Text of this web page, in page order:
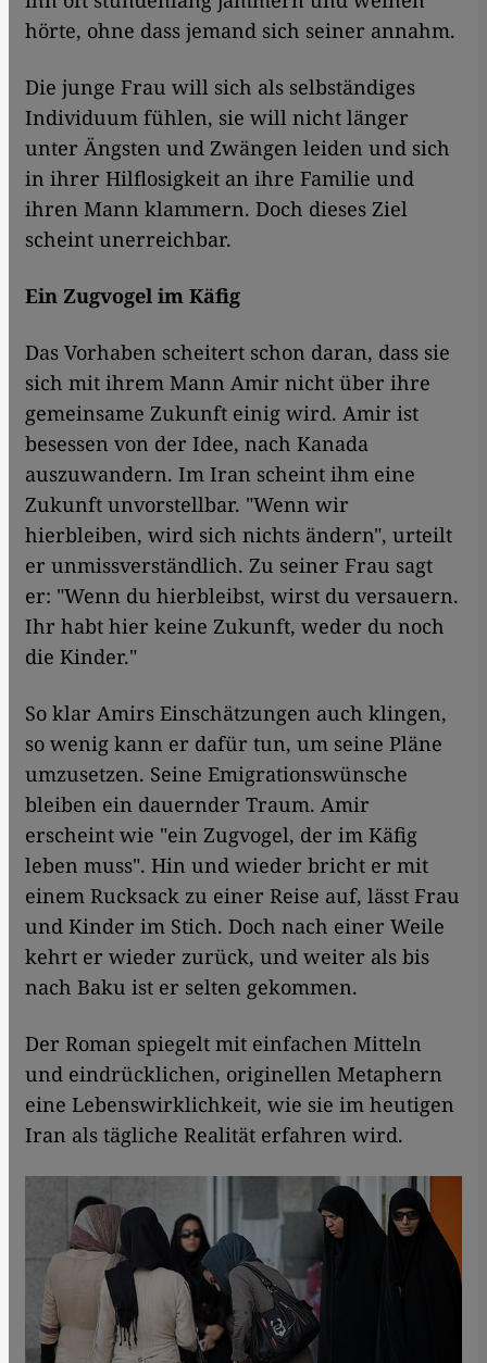
hörte, ohne dass jemand sich seiner annahm.
Die junge Frau will sich als selbständiges
Individuum fühlen, sie will nicht länger
unter Ängsten und Zwängen leiden und sich
in ihrer Hilflosigkeit an ihre Familie und
ihren Mann klammern. Doch dieses Ziel
scheint unerreichbar.
Ein Zugvogel im Käfig
Das Vorhaben scheitert schon daran, dass sie
sich mit ihrem Mann Amir nicht über ihre
gemeinsame Zukunft einig wird. Amir ist
besessen von der Idee, nach Kanada
auszuwandern. Im Iran scheint ihm eine
Zukunft unvorstellbar. "Wenn wir
hierbleiben, wird sich nichts ändern", urteilt
er unmissverständlich. Zu seiner Frau sagt
er: "Wenn du hierbleibst, wirst du versauern.
Ihr habt hier keine Zukunft, weder du noch
die Kinder."
So klar Amirs Einschätzungen auch klingen,
so wenig kann er dafür tun, um seine Pläne
umzusetzen. Seine Emigrationswünsche
bleiben ein dauernder Traum. Amir
erscheint wie "ein Zugvogel, der im Käfig
leben muss". Hin und wieder bricht er mit
einem Rucksack zu einer Reise auf, lässt Frau
und Kinder im Stich. Doch nach einer Weile
kehrt er wieder zurück, und weiter als bis
nach Baku ist er selten gekommen.
Der Roman spiegelt mit einfachen Mitteln
und eindrücklichen, originellen Metaphern
eine Lebenswirklichkeit, wie sie im heutigen
Iran als tägliche Realität erfahren wird.